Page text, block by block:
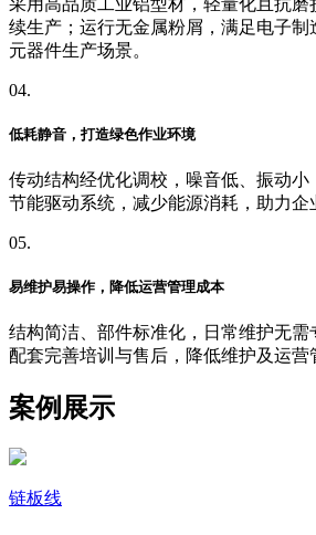
续生产；运行无金属粉屑，满足电子
元器件生产场景。
04.
低耗静音，打造绿色作业环境
传动结构经优化调校，噪音低、振动小
节能驱动系统，减少能源消耗，助力企
05.
易维护易操作，降低运营管理成本
结构简洁、部件标准化，日常维护无需
配套完善培训与售后，降低维护及运营
案例展示
链板线